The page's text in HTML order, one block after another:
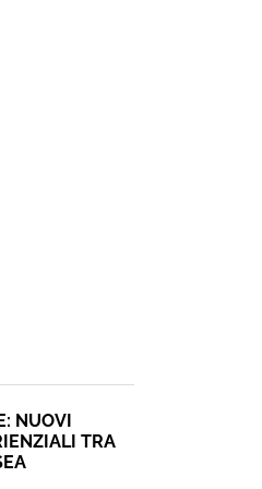
NUOVI
TRA